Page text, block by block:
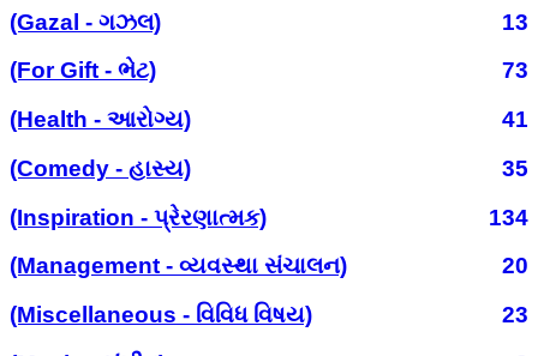
(Gazal - ગઝલ)
13
(For Gift - ભેટ)
73
(Health - આરોગ્ય)
41
(Comedy - હાસ્ય)
35
(Inspiration - પ્રેરણાત્મક)
134
(Management - વ્યવસ્થા સંચાલન)
20
(Miscellaneous - વિવિધ વિષય)
23